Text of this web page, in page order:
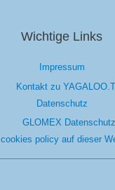
Wichtige Links
Impressum
Kontakt zu
Datenschutz
GLOMEX Datenschutz
cookies policy auf dieser